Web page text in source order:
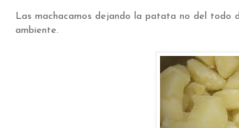
Las machacamos dejando la patata no del
ambiente.